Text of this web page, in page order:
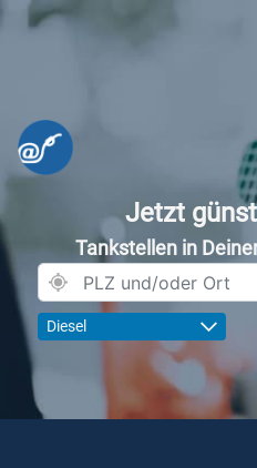
Jetzt
Tankstellen in
Diesel